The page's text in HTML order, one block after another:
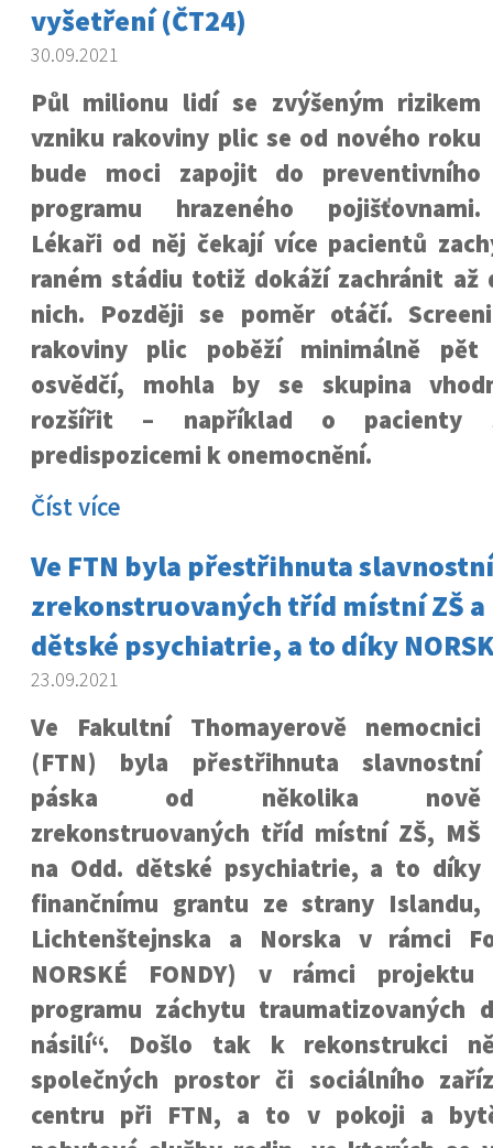
vyšetření (ČT24)
30.09.2021
Půl milionu lidí se zvýšeným rizikem
vzniku rakoviny plic se od nového roku
bude moci zapojit do preventivního
programu hrazeného pojišťovnami.
Lékaři od něj čekají více pacientů
raném stádiu totiž dokáží zachránit až
nich. Později se poměr otáčí.
rakoviny plic poběží minimálně
osvědčí, mohla by se skupina
rozšířit – například o pacienty
predispozicemi k onemocnění.
Číst více
Ve FTN byla přestřihnuta
zrekonstruovaných tříd místní ZŠ a
dětské psychiatrie, a to díky
23.09.2021
Ve Fakultní Thomayerově nemocnici
(FTN) byla přestřihnuta slavnostní
páska od několika nově
zrekonstruovaných tříd místní ZŠ, MŠ
na Odd. dětské psychiatrie, a to díky
finančnímu grantu ze strany Islandu,
Lichtenštejnska a Norska v rámci
NORSKÉ FONDY) v rámci projektu
programu záchytu traumatizovaných
násilí“. Došlo tak k rekonstrukci
společných prostor či sociálního
centru při FTN, a to v pokoji a